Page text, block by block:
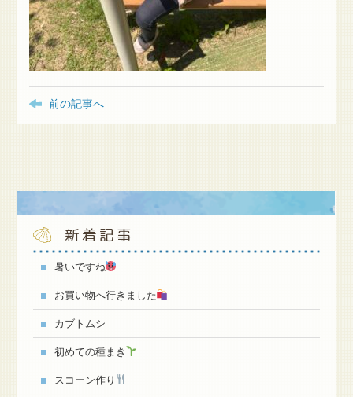
前の記事へ
新着記事
暑いですね
お買い物へ行きました
カブトムシ
初めての種まき
スコーン作り